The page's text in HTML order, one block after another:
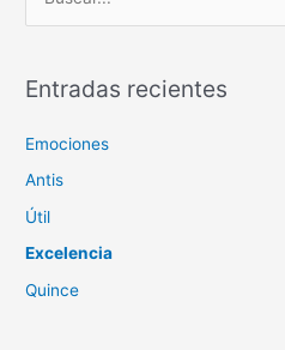
c
r
p
o
Entradas recientes
Emociones
Antis
Útil
Excelencia
Quince